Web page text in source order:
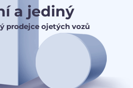
a jediný
prodejce ojetých vozů